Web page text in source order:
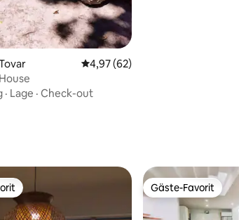
Durchschnittliche Bewertung:
4,97 (62)
· Lage · Check-out
Favorit. Gäste-Favorit
Gäste-Favorit